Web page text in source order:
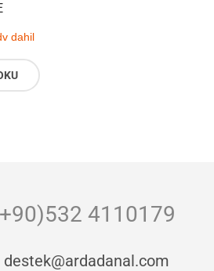
dahil
4110179
destek@ardadanal.com